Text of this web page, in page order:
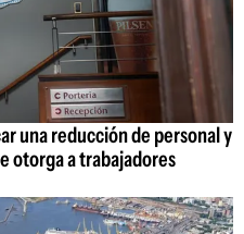
una reducción de personal y
otorga a trabajadores